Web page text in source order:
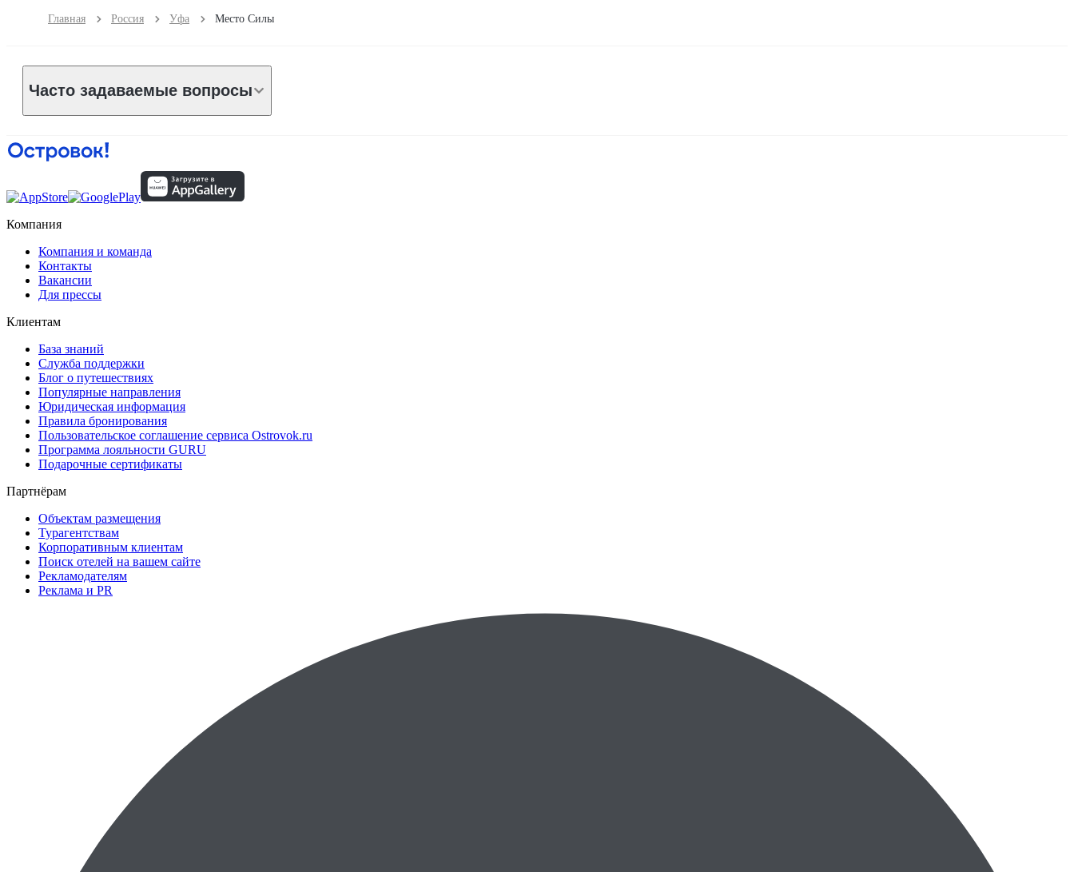
Главная Россия Уфа Место Силы
Часто задаваемые вопросы
Компания
Компания и команда
Контакты
Вакансии
Для прессы
Клиентам
База знаний
Служба поддержки
Блог о путешествиях
Популярные направления
Юридическая информация
Правила бронирования
Пользовательское соглашение сервиса Ostrovok.ru
Программа лояльности GURU
Подарочные сертификаты
Партнёрам
Объектам размещения
Турагентствам
Корпоративным клиентам
Поиск отелей на вашем сайте
Рекламодателям
Реклама и PR